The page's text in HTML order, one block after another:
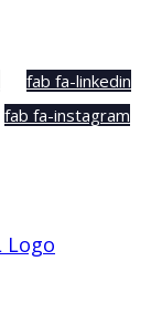
fab fa-linkedin
fab fa-instagram